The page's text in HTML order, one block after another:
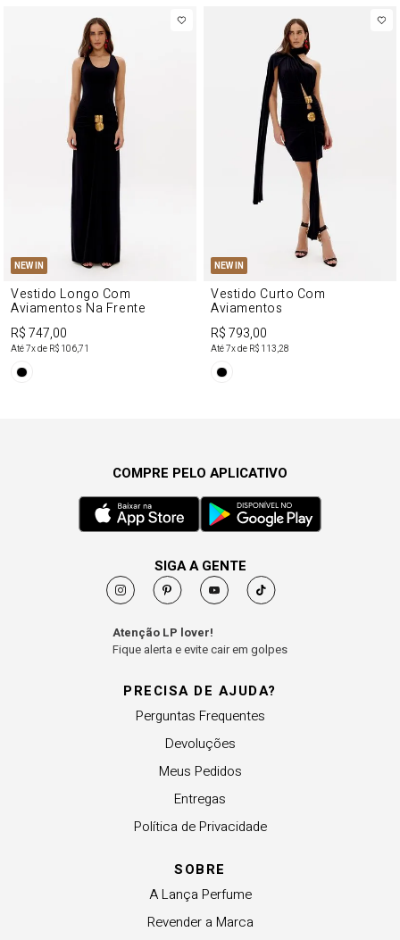
NEW IN
Vestido Longo Com
Aviamentos Na Frente
R$ 747,00
Até7x de R$ 106,71
NEW IN
Vestido Curto Com
Aviamentos
R$ 793,00
Até7x de R$ 113,28
PRECISA DE AJUDA?
Perguntas Frequentes
Devoluções
Meus Pedidos
Entregas
Política de Privacidade
SOBRE
A Lança Perfume
Revender a Marca
COMPRE PELO APLICATIVO
SIGA A GENTE
Atenção LP lover!
Fique alerta e evite cair em golpes